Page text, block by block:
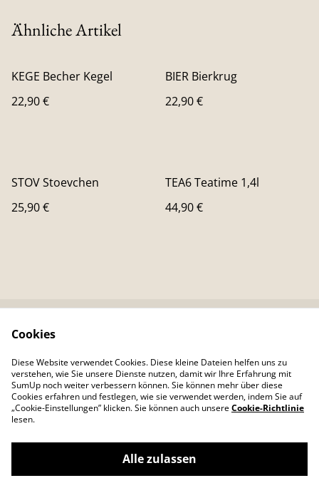
Ähnliche Artikel
KEGE Becher Kegel
22,90 €
BIER Bierkrug
22,90 €
STOV Stoevchen
25,90 €
TEA6 Teatime 1,4l
44,90 €
Kontaktieren Sie uns
Datenschutzbestimm
ungen von SumUp
Cookie-Richtlinie
Cookies
Diese Website verwendet Cookies. Diese kleine Dateien helfen uns zu
verstehen, wie Sie unsere Dienste nutzen, damit wir Ihre Erfahrung mit
SumUp noch weiter verbessern können. Sie können mehr über diese
Cookies erfahren und festlegen, wie sie verwendet werden, indem Sie auf
„Cookie-Einstellungen” klicken. Sie können auch unsereCookie-Richtlinie
lesen.
Alle zulassen